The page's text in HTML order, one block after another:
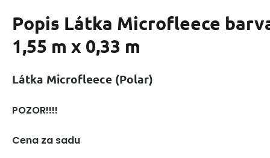
Popis Látka Microfleece
1,55 m x 0,33 m
Látka Microfleece (Polar)
POZOR!!!!
Cena za sadu